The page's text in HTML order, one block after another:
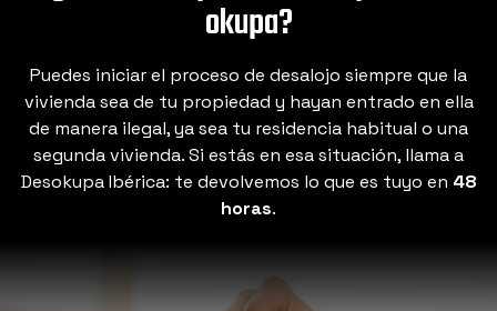
okupa?
Puedes iniciar el proceso de desalojo siempre que la
vivienda sea de tu propiedad y hayan entrado en ella
de manera ilegal, ya sea tu residencia habitual o una
segunda vivienda. Si estás en esa situación, llama a
Desokupa Ibérica: te devolvemos lo que es tuyo en 48
horas.